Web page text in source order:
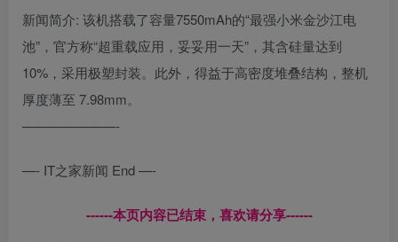
新闻简介: 该机搭载了容量7550mAh的“最强小米金沙江电
池”，官方称“超重载应用，妥妥用一天”，其含硅量达到
10%，采用极塑封装。此外，得益于高密度堆叠结构，整机
厚度薄至 7.98mm。
———————-
—- IT之家新闻 End —-
------本页内容已结束，喜欢请分享------